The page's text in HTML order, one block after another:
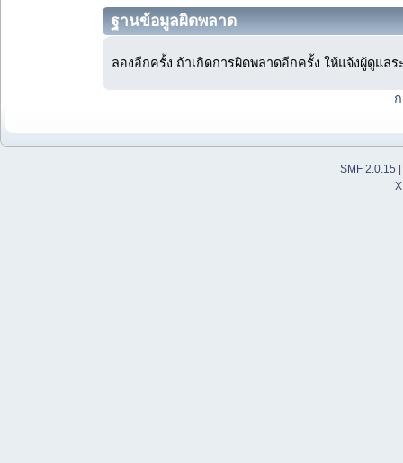
ฐานข้อมูลผิดพลาด
ลองอีกครั้ง ถ้าเกิดการผิดพลาดอีกครั้ง ให้แจ้งผู้ดูแลร
SMF 2.0.15